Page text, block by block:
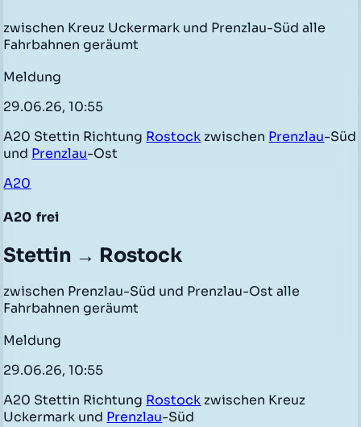
zwischen Kreuz Uckermark und Prenzlau-Süd alle
Fahrbahnen geräumt
Meldung
29.06.26, 10:55
A20 Stettin Richtung Rostock zwischen Prenzlau-Süd
und Prenzlau-Ost
A20
A20 frei
Stettin → Rostock
zwischen Prenzlau-Süd und Prenzlau-Ost alle
Fahrbahnen geräumt
Meldung
29.06.26, 10:55
A20 Stettin Richtung Rostock zwischen Kreuz
Uckermark und Prenzlau-Süd